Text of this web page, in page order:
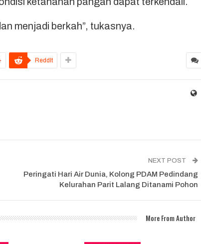
menjadi berkah”, tukasnya.
ReddIt
NEXT POST
Peringati Hari Air Dunia, Kolong PDAM Pedindang
Kelurahan Parit Lalang Ditanami Pohon
More From Author